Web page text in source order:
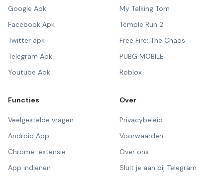
Google Apk
Facebook Apk
Twitter apk
Telegram Apk
Youtube Apk
My Talking Tom
Temple Run 2
Free Fire: The Chaos
PUBG MOBILE
Roblox
Functies
Veelgestelde vragen
Android App
Chrome-extensie
App indienen
Over
Privacybeleid
Voorwaarden
Over ons
Sluit je aan bij Telegram